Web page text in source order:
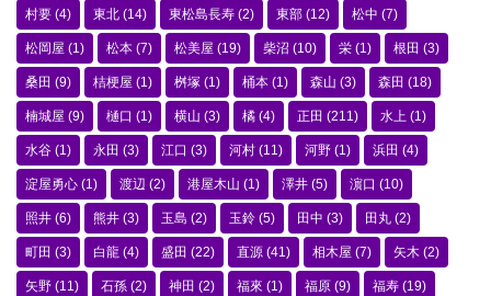
村要 (4) 東北 (14) 東松島長寿 (2) 東部 (12) 松中 (7)
松岡屋 (1) 松本 (7) 松美屋 (19) 柴沼 (10) 栄 (1) 根田 (3)
桑田 (9) 桔梗屋 (1) 桝塚 (1) 桶本 (1) 森山 (3) 森田 (18)
楠城屋 (9) 樋口 (1) 横山 (3) 橘 (4) 正田 (211) 水上 (1)
水谷 (1) 永田 (3) 江口 (3) 河村 (11) 河野 (1) 浜田 (4)
淀屋勇心 (1) 渡辺 (2) 港屋木山 (1) 澤井 (5) 濵口 (10)
照井 (6) 熊井 (3) 玉島 (2) 玉鈴 (5) 田中 (3) 田丸 (2)
町田 (3) 白龍 (4) 盛田 (22) 直源 (41) 相木屋 (7) 矢木 (2)
矢野 (11) 石孫 (2) 神田 (2) 福來 (1) 福原 (9) 福寿 (19)